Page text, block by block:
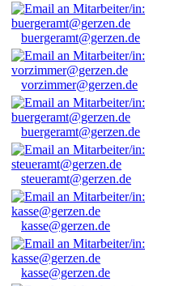
buergeramt@gerzen.de
vorzimmer@gerzen.de
buergeramt@gerzen.de
steueramt@gerzen.de
kasse@gerzen.de
kasse@gerzen.de